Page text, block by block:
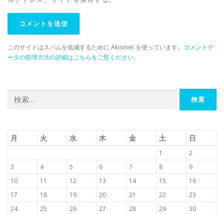
このサイトはスパムを低減するために Akismet を使っています。 コメントデ
ータの処理方法の詳細はこちらをご覧ください。
索:
月 火 水 木 金 土 日
1
2
3
4 5 6 7 8
9
10
11 12 13 14 15
16
17
18 19 20 21 22
23
24
25 26 27 28 29
30